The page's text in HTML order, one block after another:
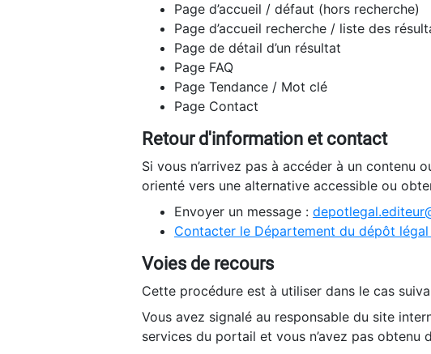
Page d’accueil / défaut (hors recherche)
Page d’accueil recherche / liste des
Page de détail d’un résultat
Page FAQ
Page Tendance / Mot clé
Page Contact
Retour d'information et contact
Si vous n’arrivez pas à accéder à un
orienté vers une alternative accessible ou
Envoyer un message :
Contacter le Département du dépôt
Voies de recours
Cette procédure est à utiliser dans le cas
Vous avez signalé au responsable du site
services du portail et vous n’avez pas obtenu